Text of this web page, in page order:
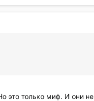
это только миф. И они не